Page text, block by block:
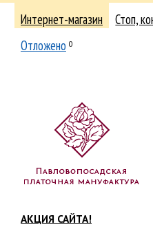
Интернет-магазин Стоп,
Отложено 0
АКЦИЯ САЙТА!